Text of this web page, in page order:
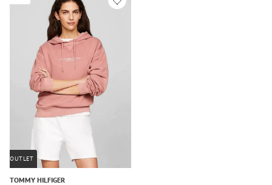
OUTLET
TOMMY HILFIGER